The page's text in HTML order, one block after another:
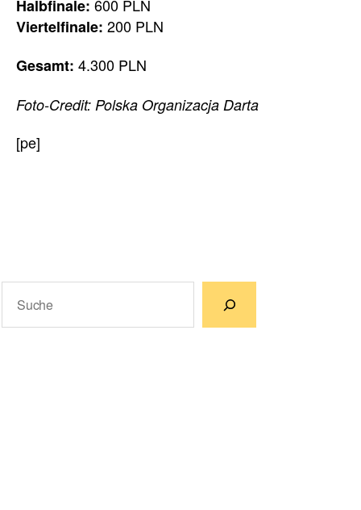
Halbfinale: 600 PLN
Viertelfinale: 200 PLN
Gesamt: 4.300 PLN
Foto-Credit: Polska Organizacja Darta
[pe]